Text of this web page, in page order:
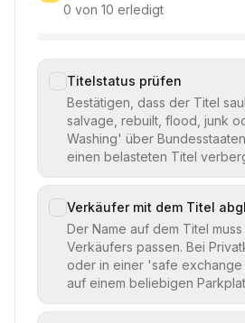
0 von 10 erledigt
Titelstatus prüfen
Bestätigen, dass der Titel
salvage, rebuilt, flood, junk
Washing' über
einen belasteten Titel
Verkäufer mit dem Titel
Der Name auf dem Titel
Verkäufers passen. Bei
oder in einer 'safe
auf einem beliebigen